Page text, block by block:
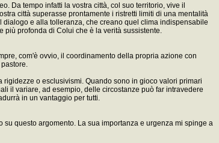
Da tempo infatti la vostra città, col suo territorio, vive il
città superasse prontamente i ristretti limiti di una mentalità
e alla tolleranza, che creano quel clima indispensabile
più profonda di Colui che è la verità sussistente.
com'è ovvio, il coordinamento della propria azione con
o esclusivismi. Quando sono in gioco valori primari
il variare, ad esempio, delle circostanze può far intravedere
in un vantaggio per tutti.
questo argomento. La sua importanza e urgenza mi spinge a